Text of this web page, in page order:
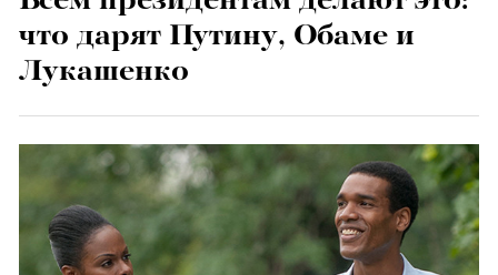
что дарят Путину, Обаме и
Лукашенко